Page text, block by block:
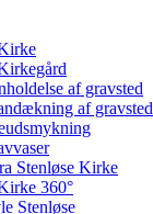
af gravsted
af gravsted
Stenløse Kirke
360°
Stenløse